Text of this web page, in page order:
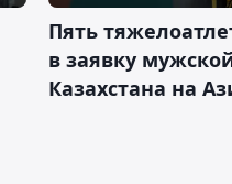
Пять
в заявку
Казахстана на